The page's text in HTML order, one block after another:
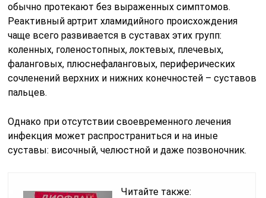
обычно протекают без выраженных симптомов.
Реактивный артрит хламидийного происхождения
чаще всего развивается в суставах этих групп:
коленных, голеностопных, локтевых, плечевых,
фаланговых, плюснефаланговых, периферических
сочленений верхних и нижних конечностей – суставов
пальцев.
Однако при отсутствии своевременного лечения
инфекция может распространиться и на иные
суставы: височный, челюстной и даже позвоночник.
Читайте также: